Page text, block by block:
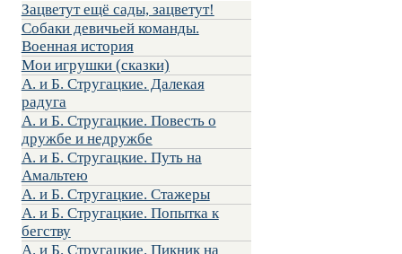
Зацветут ещё сады, зацветут!
Собаки девичьей команды.
Военная история
Мои игрушки (сказки)
А. и Б. Стругацкие. Далекая
радуга
А. и Б. Стругацкие. Повесть о
дружбе и недружбе
А. и Б. Стругацкие. Путь на
Амальтею
А. и Б. Стругацкие. Стажеры
А. и Б. Стругацкие. Попытка к
бегству
А. и Б. Стругацкие. Пикник на